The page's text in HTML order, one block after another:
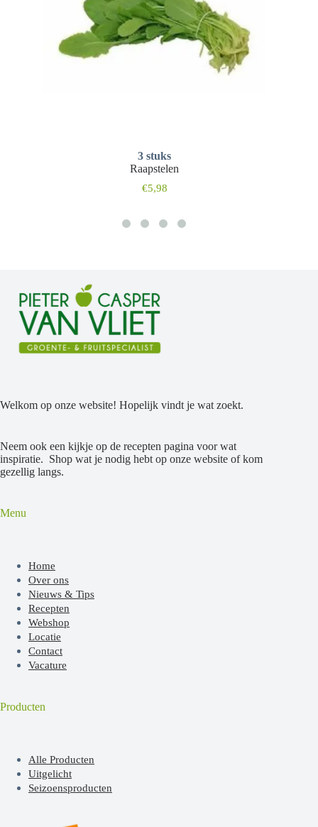
Raapstelen
€5,98
3 stuks
Welkom op onze website! Hopelijk vindt je wat zoekt.
Neem ook een kijkje op de recepten pagina voor wat
inspiratie. Shop wat je nodig hebt op onze website of kom
gezellig langs.
Menu
Home
Over ons
Nieuws & Tips
Recepten
Webshop
Locatie
Contact
Vacature
Producten
Alle Producten
Uitgelicht
Seizoensproducten